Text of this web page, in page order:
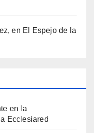
en El Espejo de la
en la
Ecclesiared